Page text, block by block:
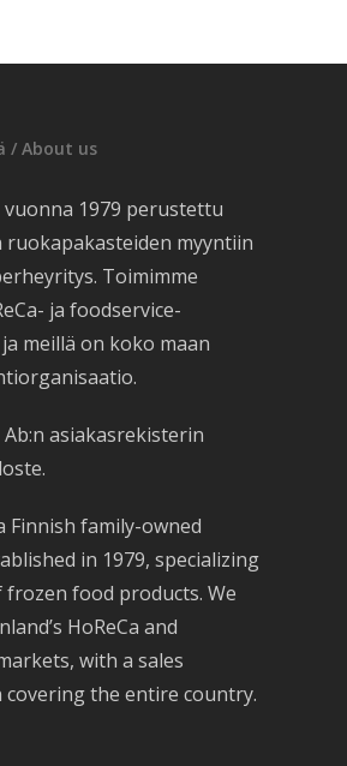
/ About us
1979 perustettu
ruokapakasteiden myyntiin
Toimimme
ja foodservice-
meillä on koko maan
asiakasrekisterin
Finnish family-owned
in 1979, specializing
frozen food products. We
HoReCa and
with a sales
the entire country.